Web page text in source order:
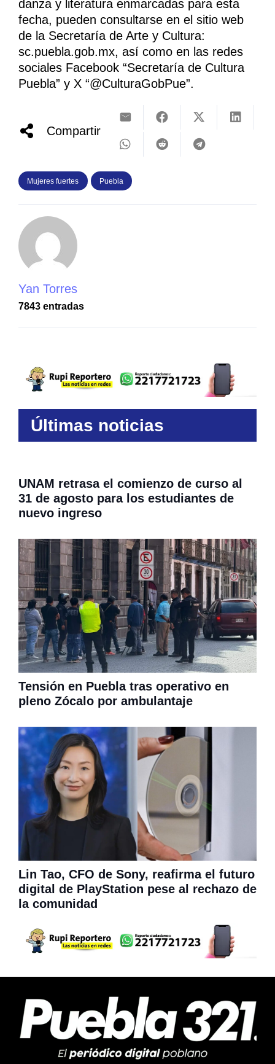
danza y literatura enmarcadas para esta
fecha, pueden consultarse en el sitio web
de la Secretaría de Arte y Cultura:
sc.puebla.gob.mx, así como en las redes
sociales Facebook “Secretaría de Cultura
Puebla” y X “@CulturaGobPue”.
Compartir
Mujeres fuertes Puebla
Yan Torres
7843 entradas
Últimas noticias
UNAM retrasa el comienzo de curso al
31 de agosto para los estudiantes de
nuevo ingreso
Tensión en Puebla tras operativo en
pleno Zócalo por ambulantaje
Lin Tao, CFO de Sony, reafirma el futuro
digital de PlayStation pese al rechazo de
la comunidad